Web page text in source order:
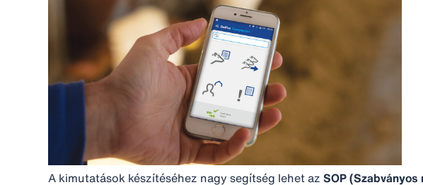
A kimutatások készítéséhez nagy segítség lehet az SOP